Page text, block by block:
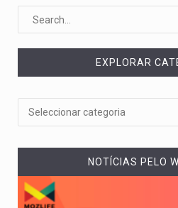
EXPLORAR
NOTÍCIAS PELO